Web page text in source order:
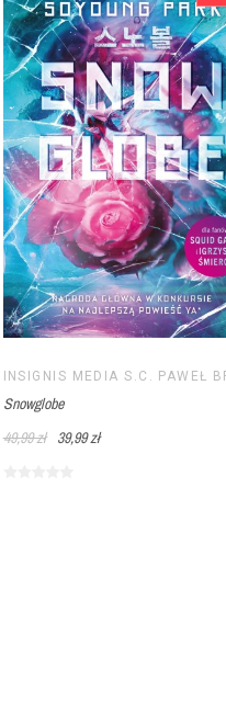
Snowglobe
49,99 zł
39,99 zł